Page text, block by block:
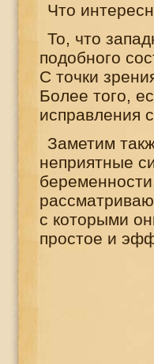
Что
То, что
подобного
С точки
Более того,
исправления
Заметим
неприятные
с которыми
простое и